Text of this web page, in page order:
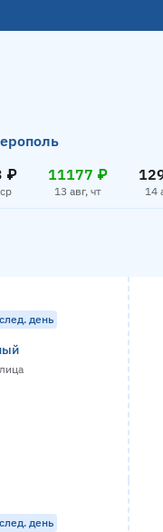
₽ 11177 ₽
13 авг, чт 14
день
день